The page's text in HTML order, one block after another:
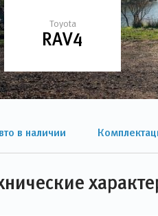
Toyota
RAV4
в наличии